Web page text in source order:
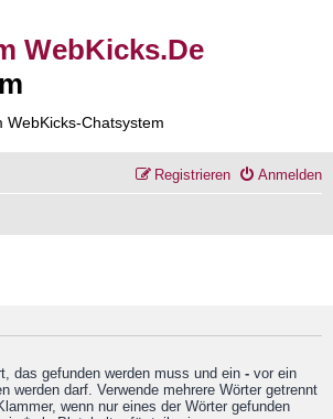
WebKicks.De
Chatsystem
Anmelden
Registrieren
das gefunden werden muss und ein - vor ein
werden darf. Verwende mehrere Wörter getrennt
wenn nur eines der Wörter gefunden